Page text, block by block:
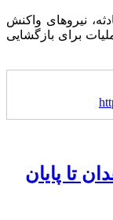
نیروهای واکنش
برای بازگشایی
تا پایان